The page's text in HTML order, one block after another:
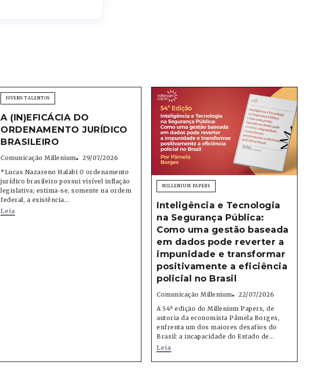
JOVENS TALENTOS
A (IN)EFICÁCIA DO
ORDENAMENTO JURÍDICO
BRASILEIRO
Comunicação Millenium
29/07/2026
*Lucas Nazareno Halabi O ordenamento
jurídico brasileiro possui visível inflação
legislativa; estima-se, somente na ordem
federal, a existência...
Leia
MILLENIUM PAPERS
Inteligência e Tecnologia
na Segurança Pública:
Como uma gestão baseada
em dados pode reverter a
impunidade e transformar
positivamente a eficiência
policial no Brasil
Comunicação Millenium
22/07/2026
A 54ª edição do Millenium Papers, de
autoria da economista Pâmela Borges,
enfrenta um dos maiores desafios do
Brasil: a incapacidade do Estado de...
Leia